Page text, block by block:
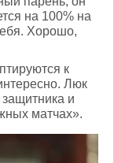
на 100% на
Хорошо,
к
Люк
и
матчах».